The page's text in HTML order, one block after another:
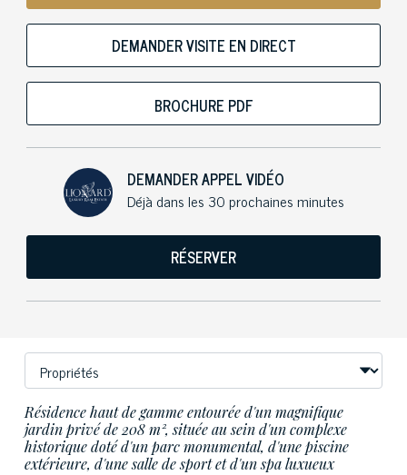
DEMANDER VISITE EN DIRECT
BROCHURE PDF
DEMANDER APPEL VIDÉO
Déjà dans les 30 prochaines minutes
RÉSERVER
Résidence haut de gamme entourée d'un magnifique
jardin privé de 208 m², située au sein d'un complexe
historique doté d'un parc monumental, d'une piscine
extérieure, d'une salle de sport et d'un spa luxueux